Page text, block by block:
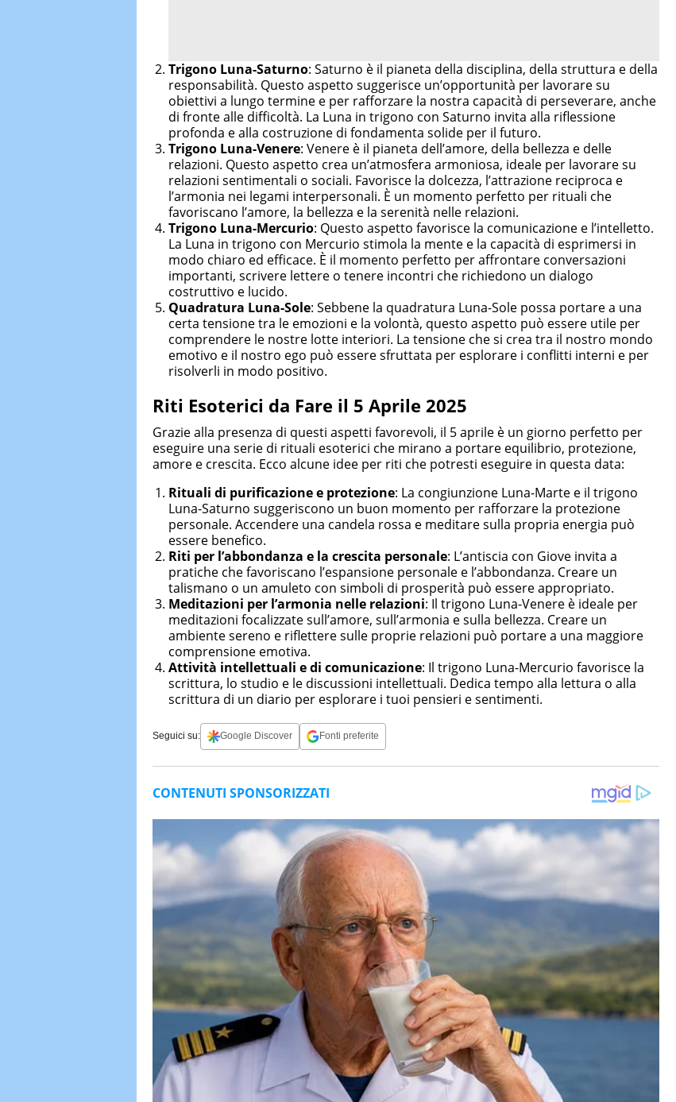
Trigono Luna-Saturno: Saturno è il pianeta della disciplina, della struttura e della
responsabilità. Questo aspetto suggerisce un’opportunità per lavorare su
obiettivi a lungo termine e per rafforzare la nostra capacità di perseverare, anche
di fronte alle difficoltà. La Luna in trigono con Saturno invita alla riflessione
profonda e alla costruzione di fondamenta solide per il futuro.
Trigono Luna-Venere: Venere è il pianeta dell’amore, della bellezza e delle
relazioni. Questo aspetto crea un’atmosfera armoniosa, ideale per lavorare su
relazioni sentimentali o sociali. Favorisce la dolcezza, l’attrazione reciproca e
l’armonia nei legami interpersonali. È un momento perfetto per rituali che
favoriscano l’amore, la bellezza e la serenità nelle relazioni.
Trigono Luna-Mercurio: Questo aspetto favorisce la comunicazione e l’intelletto.
La Luna in trigono con Mercurio stimola la mente e la capacità di esprimersi in
modo chiaro ed efficace. È il momento perfetto per affrontare conversazioni
importanti, scrivere lettere o tenere incontri che richiedono un dialogo
costruttivo e lucido.
Quadratura Luna-Sole: Sebbene la quadratura Luna-Sole possa portare a una
certa tensione tra le emozioni e la volontà, questo aspetto può essere utile per
comprendere le nostre lotte interiori. La tensione che si crea tra il nostro mondo
emotivo e il nostro ego può essere sfruttata per esplorare i conflitti interni e per
risolverli in modo positivo.
Riti Esoterici da Fare il 5 Aprile 2025
Grazie alla presenza di questi aspetti favorevoli, il 5 aprile è un giorno perfetto per
eseguire una serie di rituali esoterici che mirano a portare equilibrio, protezione,
amore e crescita. Ecco alcune idee per riti che potresti eseguire in questa data:​
Rituali di purificazione e protezione: La congiunzione Luna-Marte e il trigono
Luna-Saturno suggeriscono un buon momento per rafforzare la protezione
personale. Accendere una candela rossa e meditare sulla propria energia può
essere benefico.
Riti per l’abbondanza e la crescita personale: L’antiscia con Giove invita a
pratiche che favoriscano l’espansione personale e l’abbondanza. Creare un
talismano o un amuleto con simboli di prosperità può essere appropriato.
Meditazioni per l’armonia nelle relazioni: Il trigono Luna-Venere è ideale per
meditazioni focalizzate sull’amore, sull’armonia e sulla bellezza. Creare un
ambiente sereno e riflettere sulle proprie relazioni può portare a una maggiore
comprensione emotiva.
Attività intellettuali e di comunicazione: Il trigono Luna-Mercurio favorisce la
scrittura, lo studio e le discussioni intellettuali. Dedica tempo alla lettura o alla
scrittura di un diario per esplorare i tuoi pensieri e sentimenti.
Seguici su: Google Discover Fonti preferite